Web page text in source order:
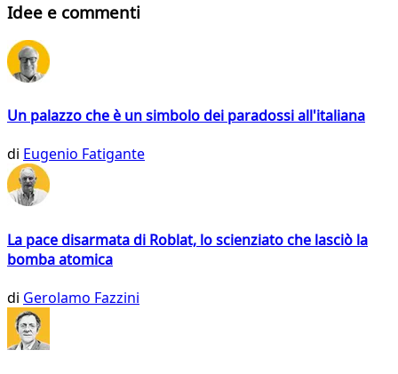
Idee e commenti
Un palazzo che è un simbolo dei paradossi all'italiana
di Eugenio Fatigante
La pace disarmata di Roblat, lo scienziato che lasciò la
bomba atomica
di Gerolamo Fazzini